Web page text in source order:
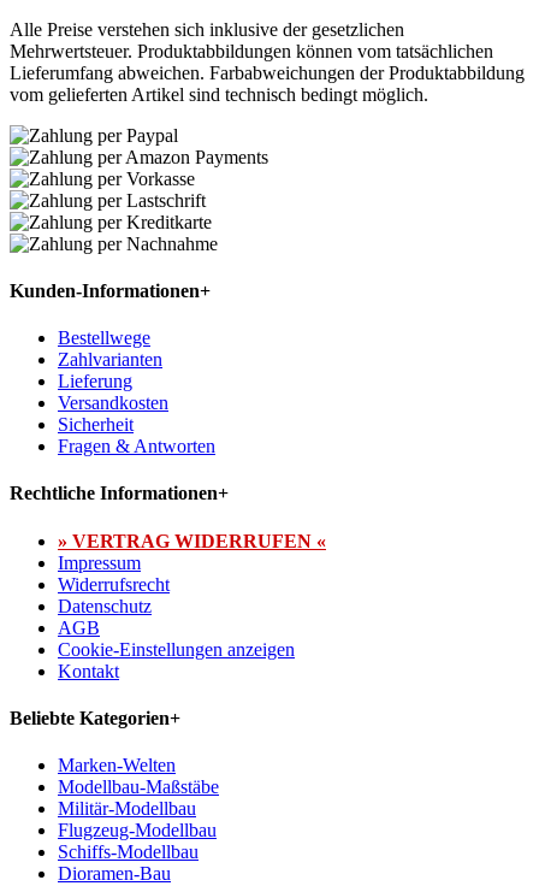
Alle Preise verstehen sich inklusive der gesetzlichen
Mehrwertsteuer. Produktabbildungen können vom tatsächlichen
Lieferumfang abweichen. Farbabweichungen der Produktabbildung
vom gelieferten Artikel sind technisch bedingt möglich.
Kunden-Informationen+
Bestellwege
Zahlvarianten
Lieferung
Versandkosten
Sicherheit
Fragen & Antworten
Rechtliche Informationen+
» VERTRAG WIDERRUFEN «
Impressum
Widerrufsrecht
Datenschutz
AGB
Cookie-Einstellungen anzeigen
Kontakt
Beliebte Kategorien+
Marken-Welten
Modellbau-Maßstäbe
Militär-Modellbau
Flugzeug-Modellbau
Schiffs-Modellbau
Dioramen-Bau